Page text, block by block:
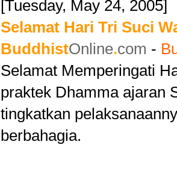
[Tuesday, May 24, 2005]
Selamat Hari Tri Suci
BuddhistOnline.com -
Selamat Memperingati
praktek Dhamma ajaran
tingkatkan
berbahagia.